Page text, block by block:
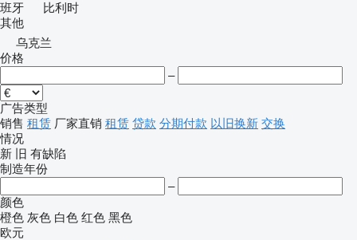
班牙
比利时
其他
乌克兰
价格
–
广告类型
销售 租赁 厂家直销 租赁 贷款 分期付款 以旧换新 交换
情况
新 旧 有缺陷
制造年份
–
颜色
橙色 灰色 白色 红色 黑色
欧元